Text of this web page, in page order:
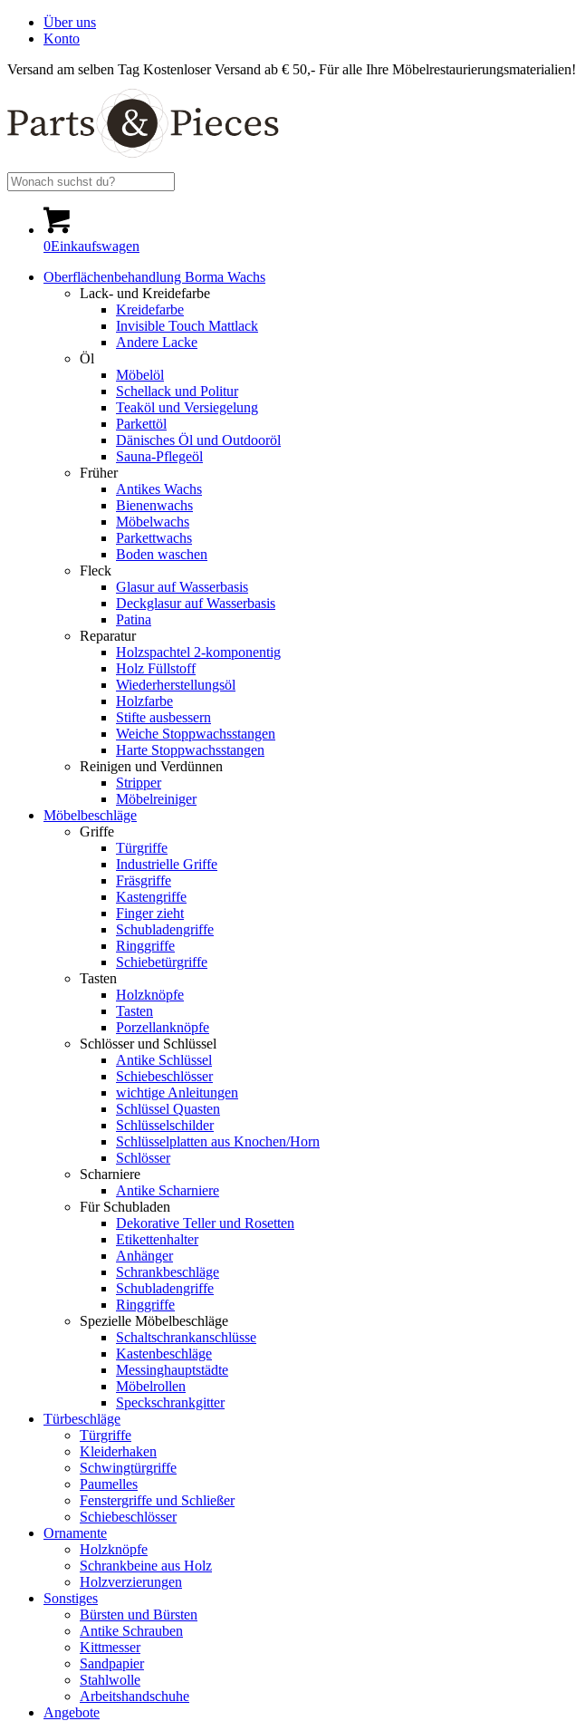
Über uns
Konto
Versand am selben Tag Kostenloser Versand ab € 50,- Für alle Ihre Möbelrestaurierungsmaterialien!
0Einkaufswagen
Oberflächenbehandlung Borma Wachs
Lack- und Kreidefarbe
Kreidefarbe
Invisible Touch Mattlack
Andere Lacke
Öl
Möbelöl
Schellack und Politur
Teaköl und Versiegelung
Parkettöl
Dänisches Öl und Outdooröl
Sauna-Pflegeöl
Früher
Antikes Wachs
Bienenwachs
Möbelwachs
Parkettwachs
Boden waschen
Fleck
Glasur auf Wasserbasis
Deckglasur auf Wasserbasis
Patina
Reparatur
Holzspachtel 2-komponentig
Holz Füllstoff
Wiederherstellungsöl
Holzfarbe
Stifte ausbessern
Weiche Stoppwachsstangen
Harte Stoppwachsstangen
Reinigen und Verdünnen
Stripper
Möbelreiniger
Möbelbeschläge
Griffe
Türgriffe
Industrielle Griffe
Fräsgriffe
Kastengriffe
Finger zieht
Schubladengriffe
Ringgriffe
Schiebetürgriffe
Tasten
Holzknöpfe
Tasten
Porzellanknöpfe
Schlösser und Schlüssel
Antike Schlüssel
Schiebeschlösser
wichtige Anleitungen
Schlüssel Quasten
Schlüsselschilder
Schlüsselplatten aus Knochen/Horn
Schlösser
Scharniere
Antike Scharniere
Für Schubladen
Dekorative Teller und Rosetten
Etikettenhalter
Anhänger
Schrankbeschläge
Schubladengriffe
Ringgriffe
Spezielle Möbelbeschläge
Schaltschrankanschlüsse
Kastenbeschläge
Messinghauptstädte
Möbelrollen
Speckschrankgitter
Türbeschläge
Türgriffe
Kleiderhaken
Schwingtürgriffe
Paumelles
Fenstergriffe und Schließer
Schiebeschlösser
Ornamente
Holzknöpfe
Schrankbeine aus Holz
Holzverzierungen
Sonstiges
Bürsten und Bürsten
Antike Schrauben
Kittmesser
Sandpapier
Stahlwolle
Arbeitshandschuhe
Angebote